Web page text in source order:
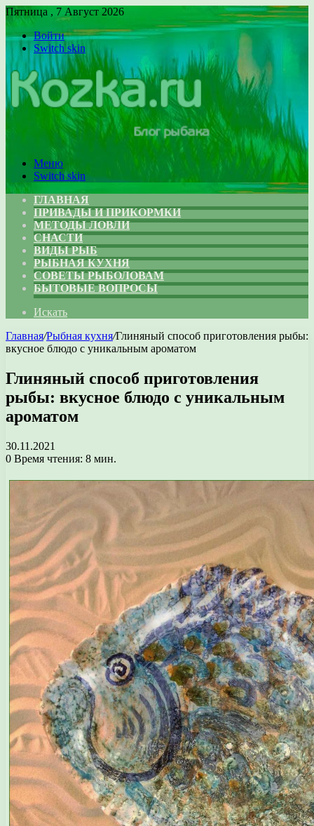
Пятница , 7 Август 2026
Войти
Switch skin
Меню
Switch skin
ГЛАВНАЯ
ПРИВАДЫ И ПРИКОРМКИ
МЕТОДЫ ЛОВЛИ
СНАСТИ
ВИДЫ РЫБ
РЫБНАЯ КУХНЯ
СОВЕТЫ РЫБОЛОВАМ
БЫТОВЫЕ ВОПРОСЫ
Искать
Главная/Рыбная кухня/Глиняный способ приготовления рыбы:
вкусное блюдо с уникальным ароматом
Глиняный способ приготовления
рыбы: вкусное блюдо с уникальным
ароматом
30.11.2021
0 Время чтения: 8 мин.